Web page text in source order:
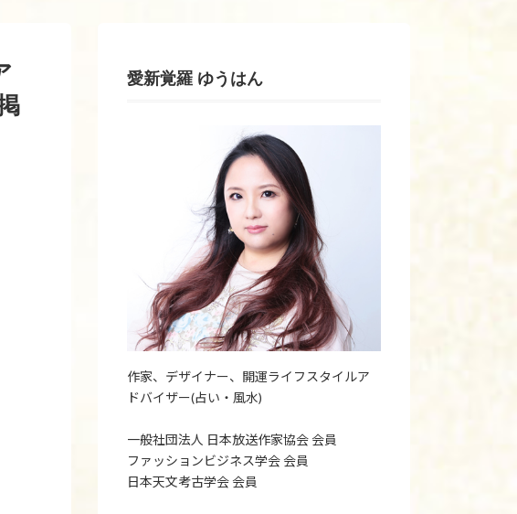
愛新覚羅 ゆうはん
作家、デザイナー、開運ライフスタイルア
ドバイザー(占い・風水)
一般社団法人 日本放送作家協会 会員
ファッションビジネス学会 会員
日本天文考古学会 会員